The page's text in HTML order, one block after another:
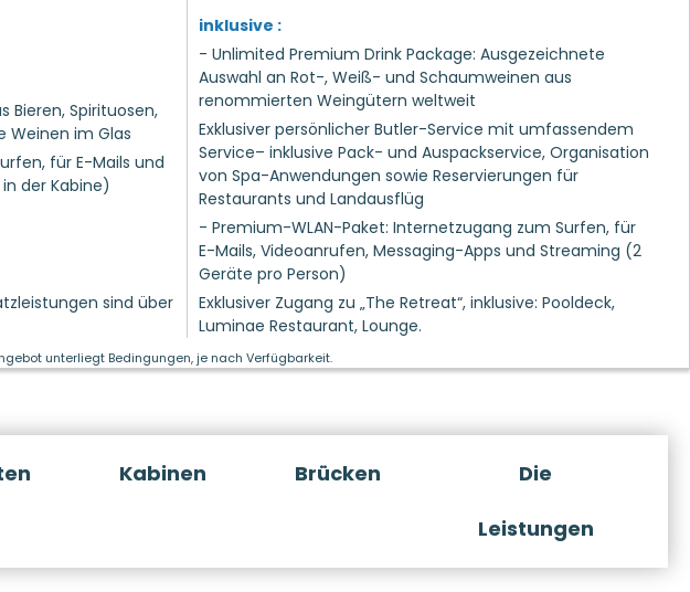
Bieren, Spirituosen,
Weinen im Glas
für E-Mails und
der Kabine)
sind über
inklusive :
- Unlimited Premium Drink Package: Ausgezeichnete
Auswahl an Rot-, Weiß- und Schaumweinen aus
renommierten Weingütern weltweit
Exklusiver persönlicher Butler-Service mit umfassendem
Service– inklusive Pack- und Auspackservice, Organisation
von Spa-Anwendungen sowie Reservierungen für
Restaurants und Landausflüg
- Premium-WLAN-Paket: Internetzugang zum Surfen, für
E-Mails, Videoanrufen, Messaging-Apps und Streaming (2
Geräte pro Person)
Exklusiver Zugang zu „The Retreat“, inklusive: Pooldeck,
Luminae Restaurant, Lounge.
unterliegt Bedingungen, je nach Verfügbarkeit.
Kabinen Brücken
Die
Leistungen